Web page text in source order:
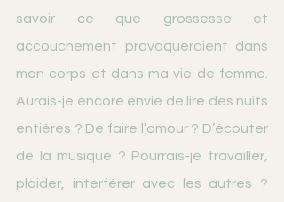
savoir ce que grossesse et
accouchement provoqueraient dans
mon corps et dans ma vie de femme.
Aurais-je encore envie de lire des nuits
entières ? De faire l’amour ? D’écouter
de la musique ? Pourrais-je travailler,
plaider, interférer avec les autres ?